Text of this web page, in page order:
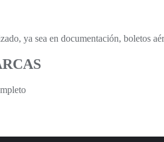
ya sea en documentación, boletos